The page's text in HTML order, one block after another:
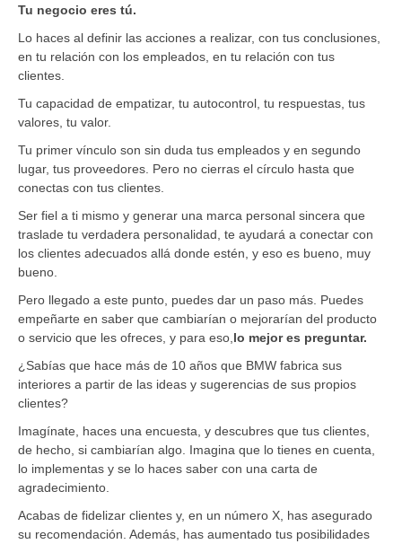
Tu negocio eres tú.
Lo haces al definir las acciones a realizar, con tus conclusiones,
en tu relación con los empleados, en tu relación con tus
clientes.
Tu capacidad de empatizar, tu autocontrol, tu respuestas, tus
valores, tu valor.
Tu primer vínculo son sin duda tus empleados y en segundo
lugar, tus proveedores. Pero no cierras el círculo hasta que
conectas con tus clientes.
Ser fiel a ti mismo y generar una marca personal sincera que
traslade tu verdadera personalidad, te ayudará a conectar con
los clientes adecuados allá donde estén, y eso es bueno, muy
bueno.
Pero llegado a este punto, puedes dar un paso más. Puedes
empeñarte en saber que cambiarían o mejorarían del producto
o servicio que les ofreces, y para eso, lo mejor es preguntar.
¿Sabías que hace más de 10 años que BMW fabrica sus
interiores a partir de las ideas y sugerencias de sus propios
clientes?
Imagínate, haces una encuesta, y descubres que tus clientes,
de hecho, si cambiarían algo. Imagina que lo tienes en cuenta,
lo implementas y se lo haces saber con una carta de
agradecimiento.
Acabas de fidelizar clientes y, en un número X, has asegurado
su recomendación. Además, has aumentado tus posibilidades